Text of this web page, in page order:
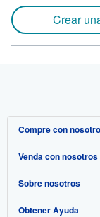
Crear
Compre con
Búsqueda avanzada
Colecciones
Mi cuenta
Venda con nosotros
Comenzar a vender
Únase a nuestro
Sobre nosotros
Sobre IberLibro
Obtener Ayuda